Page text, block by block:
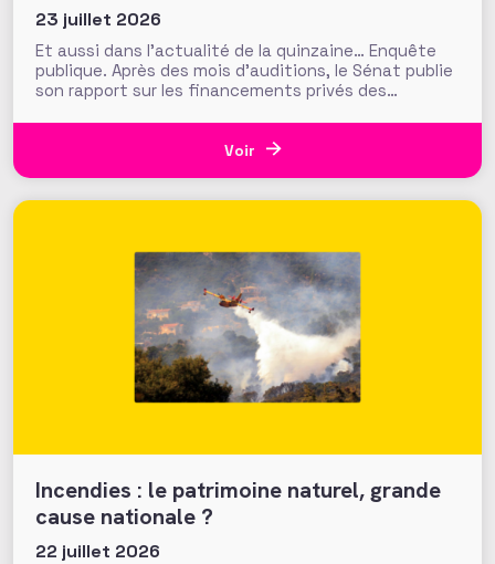
23 juillet 2026
Et aussi dans l’actualité de la quinzaine… Enquête
publique. Après des mois d’auditions, le Sénat publie
son rapport sur les financements privés des
influence croissante dans les domaines de l’intérêt
général. Fonds de dotation dormants, fondations
Voir
Incendies : le patrimoine naturel, grande
cause nationale ?
22 juillet 2026